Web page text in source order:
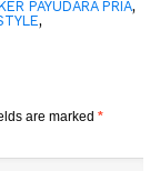
PAYUDARA PRIA,
,
are marked *